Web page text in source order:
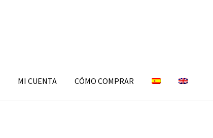
MI CUENTA CÓMO COMPRAR